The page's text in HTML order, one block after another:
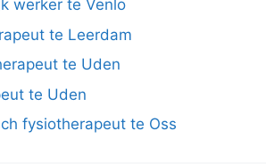
werker te Venlo
te Leerdam
te Uden
te Uden
fysiotherapeut te Oss